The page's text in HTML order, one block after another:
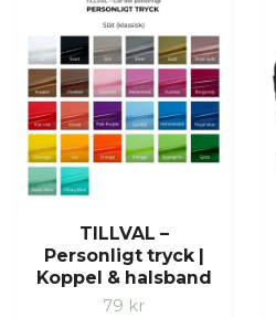
TILLVAL –
Personligt tryck |
Koppel & halsband
79 kr